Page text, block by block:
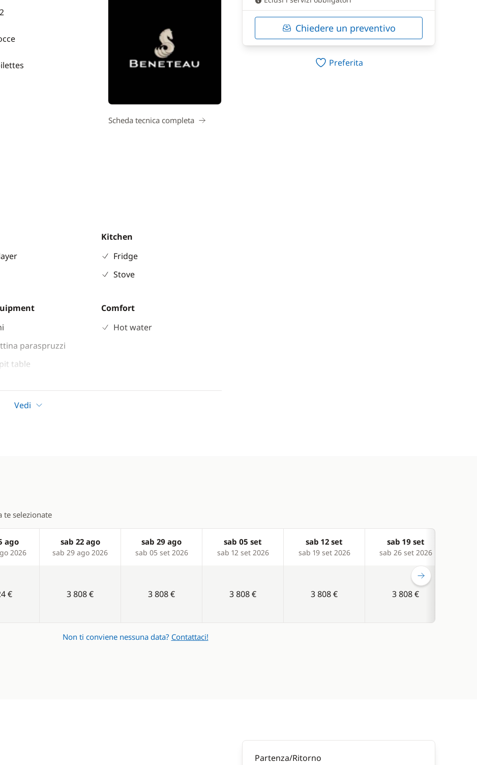
Scheda tecnica completa
Kitchen
Fridge
Stove
paraspruzzi
table
Comfort
Hot water
Vedi
Chiedere un preventivo
Preferita
te selezionate
ago
2026
sab 22 ago
sab 29 ago 2026
sab 29 ago
sab 05 set 2026
sab 05 set
sab 12 set 2026
sab 12 set
sab 19 set 2026
sab 19 set
sab 26 set 2026
€ 3 808 € 3 808 € 3 808 € 3 808 € 3 808 €
Non ti conviene nessuna data? Contattaci!
Partenza/Ritorno